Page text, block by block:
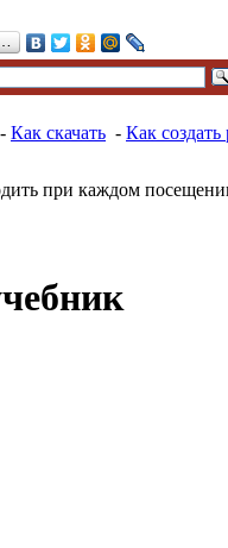
- Как скачать - Как создать
при каждом